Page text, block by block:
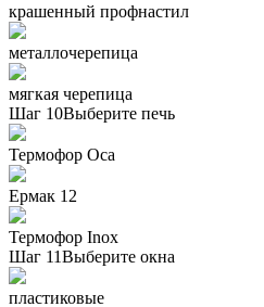
крашенный профнастил
металлочерепица
мягкая черепица
Шаг 10Выберите печь
Термофор Oса
Ермак 12
Термофор Inox
Шаг 11Выберите окна
пластиковые